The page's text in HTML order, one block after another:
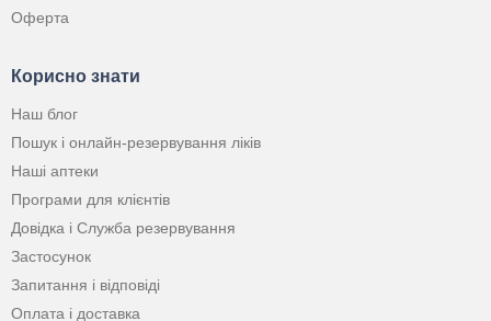
Оферта
Корисно знати
Наш блог
Пошук і онлайн-резервування ліків
Наші аптеки
Програми для клієнтів
Довідка і Служба резервування
Застосунок
Запитання і відповіді
Оплата і доставка